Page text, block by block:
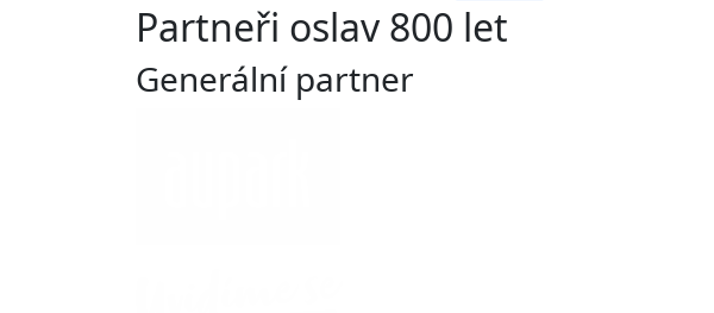
Partneři oslav 800 let
Generální partner